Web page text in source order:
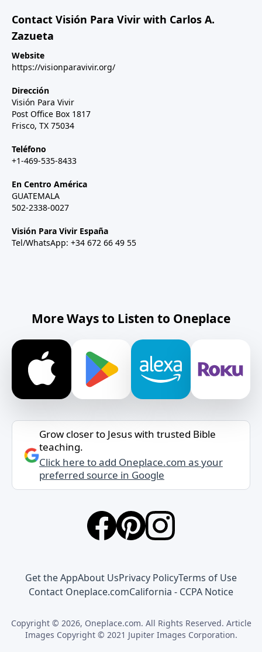
Contact Visión Para Vivir with Carlos A.
Zazueta
Website
https://visionparavivir.org/
Dirección
Visión Para Vivir
Post Office Box 1817
Frisco, TX 75034
Teléfono
+1-469-535-8433
En Centro América
GUATEMALA
502-2338-0027
Visión Para Vivir España
Tel/WhatsApp: +34 672 66 49 55
More Ways to Listen to Oneplace
Grow closer to Jesus with trusted Bible
teaching.
Click here to add Oneplace.com as your
preferred source in Google
Get the AppAbout UsPrivacy PolicyTerms of Use
Contact Oneplace.comCalifornia - CCPA Notice
Copyright © 2026, Oneplace.com. All Rights Reserved. Article
Images Copyright © 2021 Jupiter Images Corporation.